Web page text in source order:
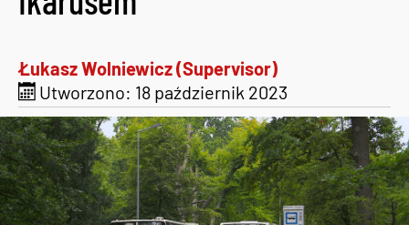
Łukasz Wolniewicz (Supervisor)
Utworzono: 18 październik 2023